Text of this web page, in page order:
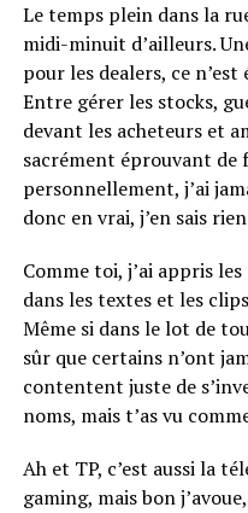
Le temps plein dans la
midi-minuit d’ailleurs.
pour les dealers, ce
Entre gérer les stocks,
devant les acheteurs et
sacrément éprouvant de
personnellement, j’ai
donc en vrai, j’en sais
Comme toi, j’ai appris
dans les textes et les
Même si dans le lot de
sûr que certains n’ont
contentent juste de
noms, mais t’as vu
Ah et TP, c’est aussi la
gaming, mais bon